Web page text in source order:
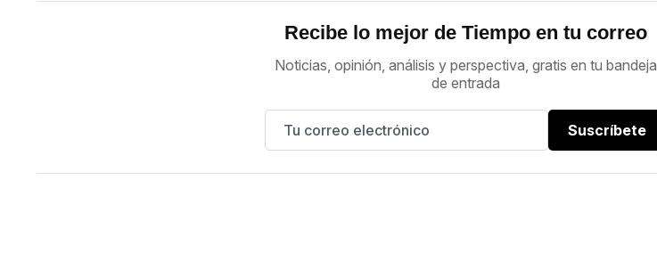
Recibe lo mejor de Tiempo en tu correo
Noticias, opinión, análisis y perspectiva, gratis en tu bandeja
de entrada
Suscríbete